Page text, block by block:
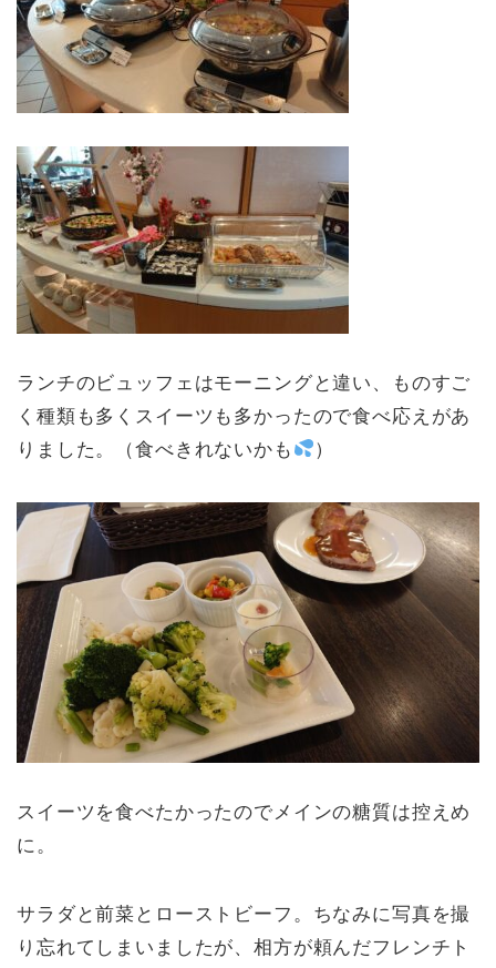
ランチのビュッフェはモーニングと違い、ものすご
く種類も多くスイーツも多かったので食べ応えがあ
りました。（食べきれないかも
）
スイーツを食べたかったのでメインの糖質は控えめ
に。
サラダと前菜とローストビーフ。ちなみに写真を撮
り忘れてしまいましたが、相方が頼んだフレンチト